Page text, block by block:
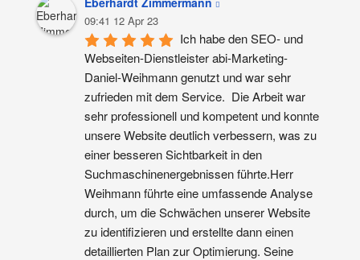
09:41 12 Apr 23
Ich habe den SEO- und
Webseiten-Dienstleister abi-Marketing-
Daniel-Weihmann genutzt und war sehr
zufrieden mit dem Service.  Die Arbeit war
sehr professionell und kompetent und konnte
unsere Website deutlich verbessern, was zu
einer besseren Sichtbarkeit in den
Suchmaschinenergebnissen führte.Herr
Weihmann führte eine umfassende Analyse
durch, um die Schwächen unserer Website
zu identifizieren und erstellte dann einen
detaillierten Plan zur Optimierung. Seine